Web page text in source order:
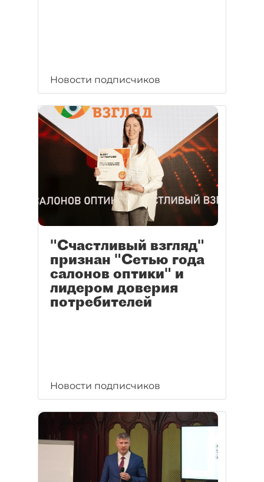
Новости подписчиков
"Счастливый взгляд"
признан "Сетью года
салонов оптики" и
лидером доверия
потребителей
Новости подписчиков